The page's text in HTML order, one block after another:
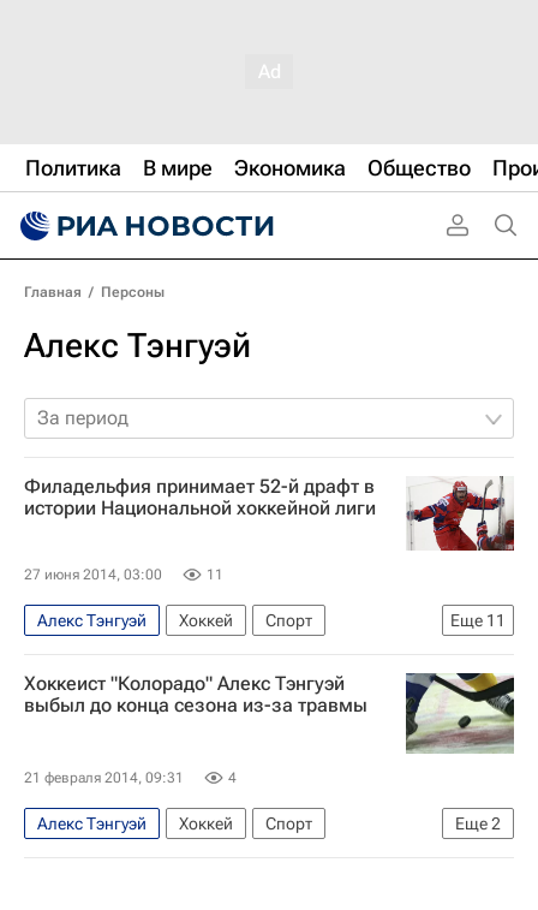
Политика В мире Экономика Общество
Главная / Персоны
Алекс Тэнгуэй
За период
Филадельфия принимает 52-й драфт в
истории Национальной хоккейной лиги
27 июня 2014, 03:00 11
Еще 11
Алекс Тэнгуэй Хоккей
Спорт
Крэйг Баттон
Национальная хоккейная лига (НХЛ)
Филадельфия Флайерз
Металлург (Магнитогорск)
Владислав Каменев
Иван Николишин
Хоккеист "Колорадо" Алекс Тэнгуэй
выбыл до конца сезона из-за травмы
21 февраля 2014, 09:31 4
Еще2
Алекс Тэнгуэй Хоккей
Спорт
Национальная хоккейная лига (НХЛ)